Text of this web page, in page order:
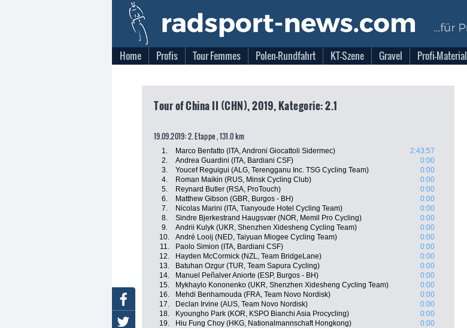
Home Profis Tour Femmes Polen-Rundfahrt KT-Szene Gravel Profi-Material
Tour of China II (CHN), 2019, Kategorie: 2.1
19.09.2019: 2. Etappe , 131.0 km
1. Marco Benfatto (ITA, Androni Giocattoli Sidermec)
2:43:57
2.
Andrea Guardini (ITA, Bardiani CSF)
0:00
3.
Youcef Reguigui (ALG, Terengganu Inc. TSG Cycling Team)
0:00
4.
Roman Maikin (RUS, Minsk Cycling Club)
0:00
5.
Reynard Butler (RSA, ProTouch)
0:00
6.
Matthew Gibson (GBR, Burgos - BH)
0:00
7.
Nicolas Marini (ITA, Tianyoude Hotel Cycling Team)
0:00
8.
Sindre Bjerkestrand Haugsvær (NOR, Memil Pro Cycling)
0:00
9.
Andrii Kulyk (UKR, Shenzhen Xidesheng Cycling Team)
0:00
10.
André Looij (NED, Taiyuan Miogee Cycling Team)
0:00
11.
Paolo Simion (ITA, Bardiani CSF)
0:00
12.
Hayden McCormick (NZL, Team BridgeLane)
0:00
13.
Batuhan Ozgur (TUR, Team Sapura Cycling)
0:00
14.
Manuel Peñalver Aniorte (ESP, Burgos - BH)
0:00
15.
Mykhaylo Kononenko (UKR, Shenzhen Xidesheng Cycling Team)
0:00
16.
Mehdi Benhamouda (FRA, Team Novo Nordisk)
0:00
17.
Declan Irvine (AUS, Team Novo Nordisk)
0:00
18.
Kyoungho Park (KOR, KSPO Bianchi Asia Procycling)
0:00
19.
Hiu Fung Choy (HKG, Nationalmannschaft Hongkong)
0:00
Facebook
Twitter